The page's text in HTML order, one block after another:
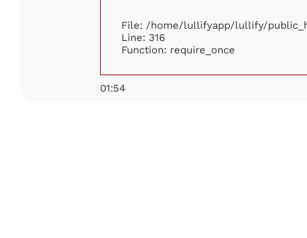
File: /home/lullifyapp/lullify/
Line: 316
Function: require_once
01:54